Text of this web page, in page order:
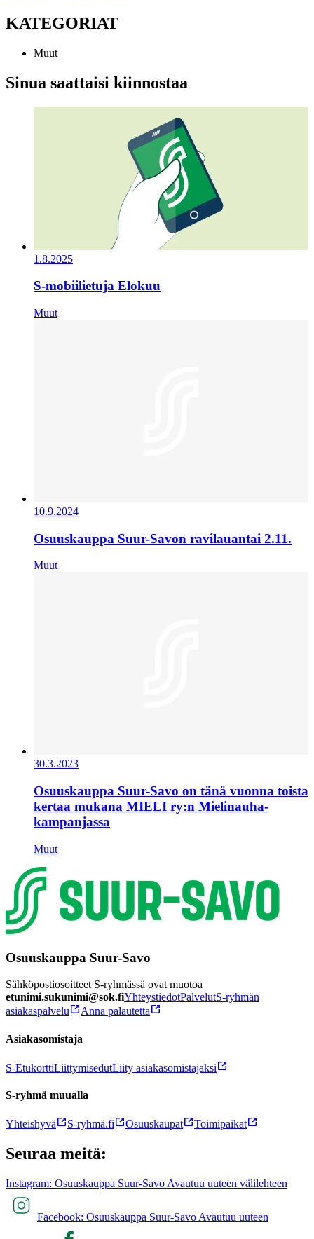
KATEGORIAT
Muut
Sinua saattaisi kiinnostaa
1.8.2025
S-mobiilietuja Elokuu
Muut
10.9.2024
Osuuskauppa Suur-Savon ravilauantai 2.11.
Muut
30.3.2023
Osuuskauppa Suur-Savo on tänä vuonna toista
kertaa mukana MIELI ry:n Mielinauha-
kampanjassa
Muut
Osuuskauppa Suur-Savo
Sähköpostiosoitteet S-ryhmässä ovat muotoa
etunimi.sukunimi@sok.fiYhteystiedotPalvelutS-ryhmän
asiakaspalvelu
Anna palautetta
Asiakasomistaja
S-EtukorttiLiittymisedutLiity asiakasomistajaksi
S-ryhmä muualla
Yhteishyvä S-ryhmä.fi Osuuskaupat Toimipaikat
Seuraa meitä:
Instagram: Osuuskauppa Suur-Savo Avautuu uuteen välilehteen
Facebook: Osuuskauppa Suur-Savo Avautuu uuteen